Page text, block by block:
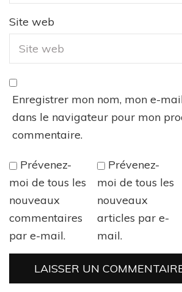
Site web
Enregistrer mon nom, mon e-
dans le navigateur pour mon
commentaire.
Prévenez-
moi de tous les
nouveaux
commentaires
par e-mail.
Prévenez-
moi de tous les
nouveaux
articles par e-
mail.